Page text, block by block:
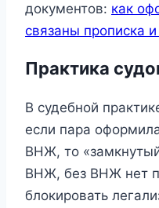
документов: как
связаны прописка
Практика
В судебной
если пара
ВНЖ, то
ВНЖ, без ВНЖ нет
блокировать